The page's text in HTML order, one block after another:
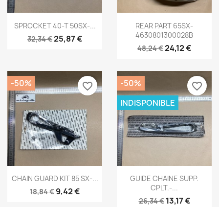
Aperçu rapide
SPROCKET 40-T 50SX-...
32,34 €25,87 €
Aperçu rapide
REAR PART 65SX-
4630801300028B
48,24 €24,12 €
Aperçu rapide
CHAIN GUARD KIT 85 SX-...
18,84 € 9,42 €
-50% favorite_border
Aperçu rapide
GUIDE CHAINE SUPP.
CPLT.-...
26,34 € 13,17 €
-50%
INDISPONIBLE
favorite_border